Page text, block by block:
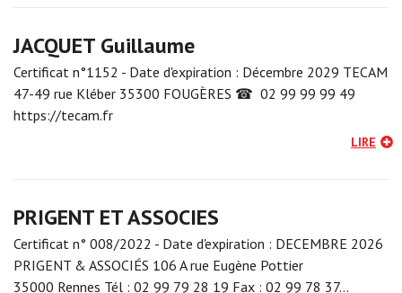
JACQUET Guillaume
Certificat n°1152 - Date d'expiration : Décembre 2029 TECAM
47-49 rue Kléber 35300 FOUGÈRES ☎ 02 99 99 99 49
https://tecam.fr
LIRE
PRIGENT ET ASSOCIES
Certificat n° 008/2022 - Date d'expiration : DECEMBRE 2026
PRIGENT & ASSOCIÉS 106 A rue Eugène Pottier
35000 Rennes Tél : 02 99 79 28 19 Fax : 02 99 78 37…